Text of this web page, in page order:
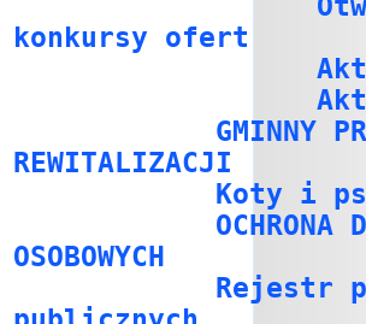
konkursy ofert
GMINNY
REWITALIZACJI
Koty i
OCHRONA
OSOBOWYCH
Rejestr